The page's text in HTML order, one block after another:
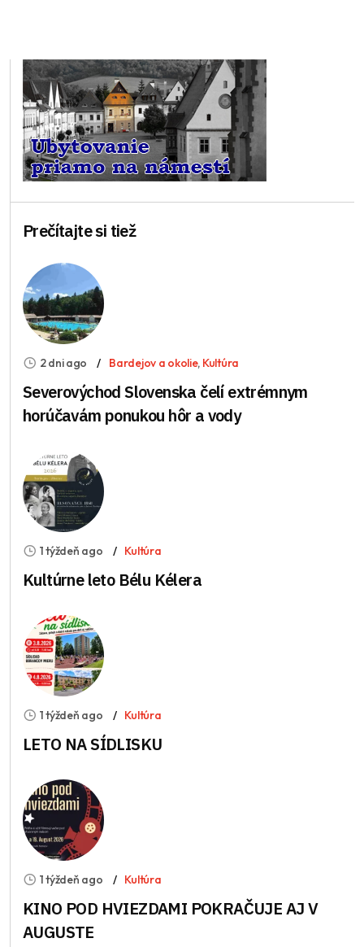
Prečítajte si tiež
2 dni ago Bardejov a okolie, Kultúra
Severovýchod Slovenska čelí extrémnym
horúčavám ponukou hôr a vody
1 týždeň ago Kultúra
Kultúrne leto Bélu Kélera
1 týždeň ago Kultúra
LETO NA SÍDLISKU
1 týždeň ago Kultúra
KINO POD HVIEZDAMI POKRAČUJE AJ V
AUGUSTE